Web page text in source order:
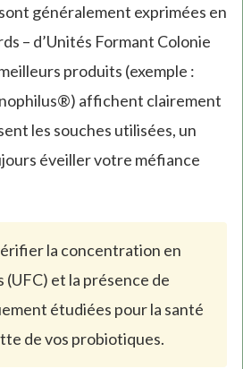
généralement exprimées en
– d’Unités Formant Colonie
produits (exemple :
affichent clairement
les souches utilisées, un
éveiller votre méfiance
la concentration en
et la présence de
étudiées pour la santé
de vos probiotiques.